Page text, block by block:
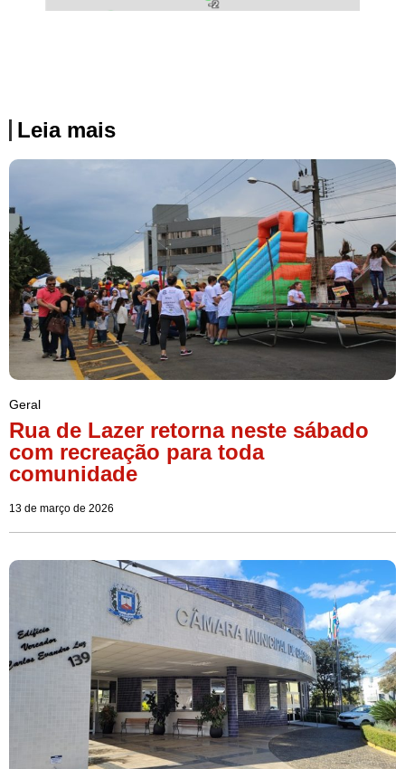
Leia mais
Geral
Rua de Lazer retorna neste sábado
com recreação para toda
comunidade
13 de março de 2026